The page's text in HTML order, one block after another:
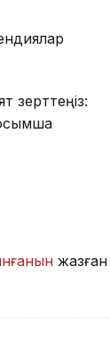
зерттеңіз:
жазған